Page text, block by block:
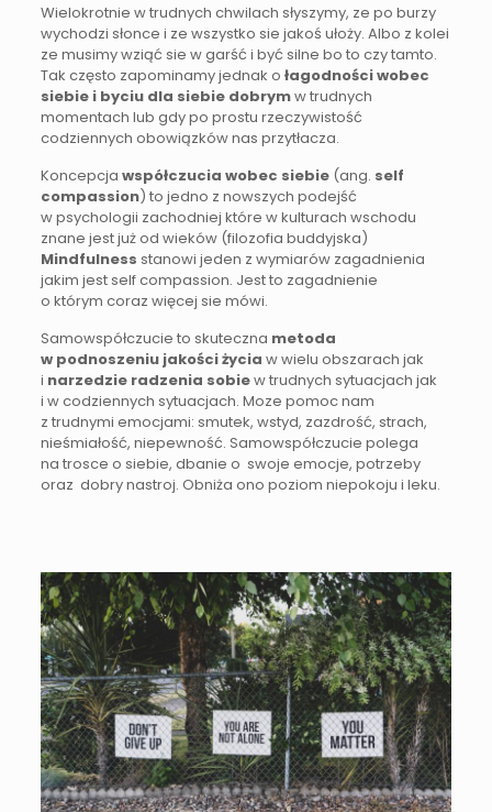
Wielokrotnie w trudnych chwilach słyszymy, ze po burzy
wychodzi słonce i ze wszystko sie jakoś ułoży. Albo z kolei
ze musimy wziąć sie w garść i być silne bo to czy tamto.
Tak często zapominamy jednak o łagodności wobec
siebie i byciu dla siebie dobrymw trudnych
momentach lub gdy po prostu rzeczywistość
codziennych obowiązków nas przytłacza.
Koncepcja współczucia wobec siebie(ang. self
compassion) to jedno z nowszych podejść
w psychologii zachodniej które w kulturach wschodu
znane jest już od wieków (filozofia buddyjska)
Mindfulness stanowi jeden z wymiarów zagadnienia
jakim jest self compassion. Jest to zagadnienie
o którym coraz więcej sie mówi.
Samowspółczucie to skuteczna metoda
w podnoszeniu jakości życia w wielu obszarach jak
i narzedzie radzenia sobiew trudnych sytuacjach jak
i w codziennych sytuacjach. Moze pomoc nam
z trudnymi emocjami: smutek, wstyd, zazdrość, strach,
nieśmiałość, niepewność. Samowspółczucie polega
na trosce o siebie, dbanie o swoje emocje, potrzeby
oraz dobry nastroj. Obniża ono poziom niepokoju i leku.